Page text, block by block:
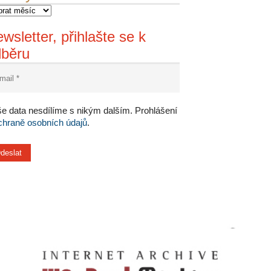
přihlašte se k
data nesdílíme s nikým dalším. Prohlášení
osobních údajů.